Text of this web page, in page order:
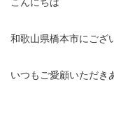
和歌山県橋本市にござ
いつもご愛顧いただき